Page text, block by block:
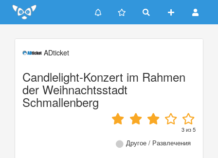
Update cookies preferences
ADticket
Candlelight-Konzert im Rahmen
der Weihnachtsstadt
Schmallenberg
3из5
Другое / Развлечения